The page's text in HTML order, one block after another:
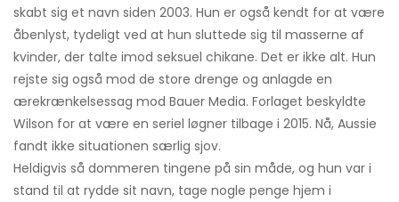
skabt sig et navn siden 2003. Hun er også kendt for at være
åbenlyst, tydeligt ved at hun sluttede sig til masserne af
kvinder, der talte imod seksuel chikane. Det er ikke alt. Hun
rejste sig også mod de store drenge og anlagde en
ærekrænkelsessag mod Bauer Media. Forlaget beskyldte
Wilson for at være en seriel løgner tilbage i 2015. Nå, Aussie
fandt ikke situationen særlig sjov.
Heldigvis så dommeren tingene på sin måde, og hun var i
stand til at rydde sit navn, tage nogle penge hjem i